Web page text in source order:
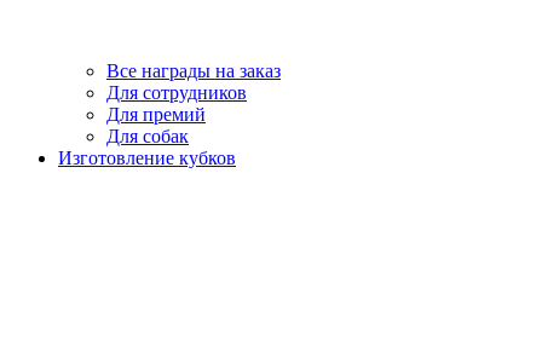
Все награды на заказ
Для сотрудников
Для премий
Для собак
Изготовление кубков